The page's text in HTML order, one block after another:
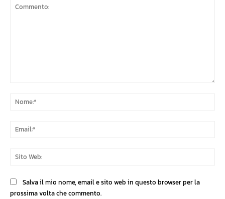
Salva il mio nome, email e sito web in questo browser per la
prossima volta che commento.